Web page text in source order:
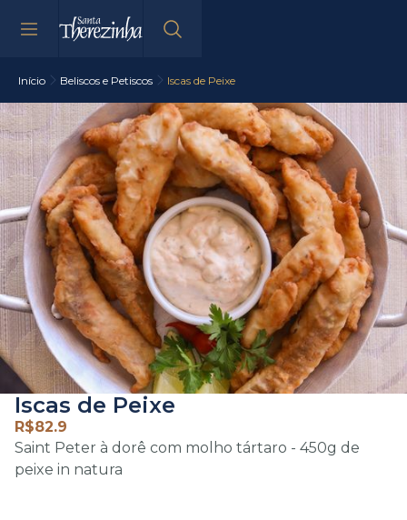
Início Beliscos e Petiscos Iscas de Peixe
Iscas de Peixe
R$82.9
Saint Peter à dorê com molho tártaro - 450g de
peixe in natura